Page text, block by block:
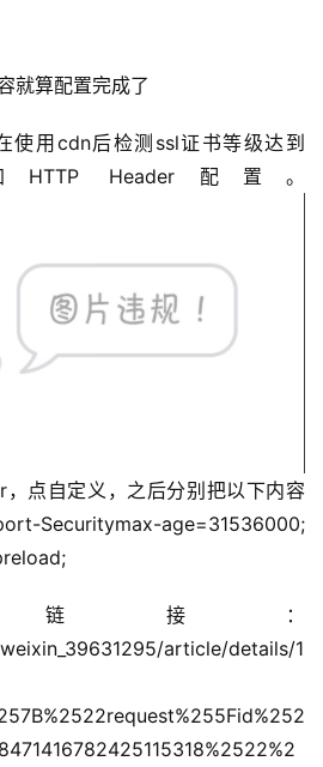
就算配置完成了
使用cdn后检测ssl证书等级达到
Header配置。
点自定义，之后分别把以下内容
Securitymax-age=31536000;
接：
article/details/1